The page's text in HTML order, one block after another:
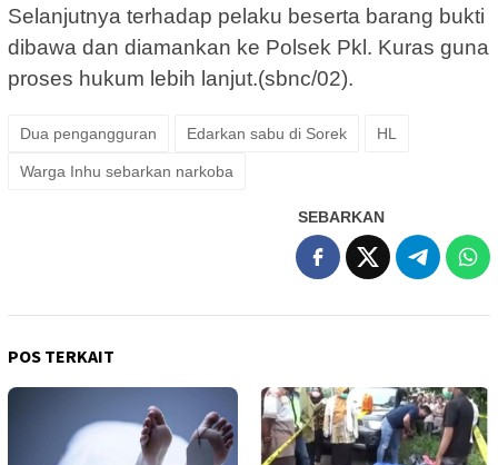
Selanjutnya terhadap pelaku beserta barang bukti
dibawa dan diamankan ke Polsek Pkl. Kuras guna
proses hukum lebih lanjut.(sbnc/02).
Dua pengangguran Edarkan sabu di Sorek HL
Warga Inhu sebarkan narkoba
SEBARKAN
POS TERKAIT